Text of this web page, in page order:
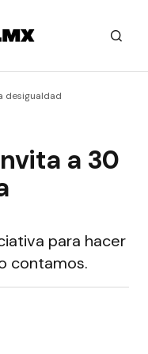
desigualdad
a 30
para hacer
contamos.